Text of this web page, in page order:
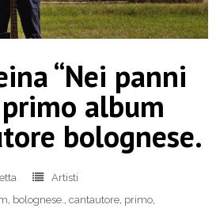
“Nei panni
album
bolognese.
Artisti
bolognese. cantautore primo